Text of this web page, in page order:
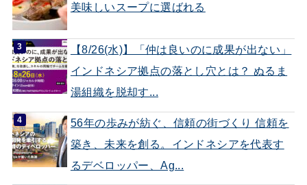
美味しいスープに選ばれる
【8/26(水)】「仲は良いのに成果が出ない」
インドネシア拠点の落とし穴とは？ ぬるま
湯組織を脱却す...
56年の歩みが紡ぐ、信頼の街づくり 信頼を
築き、未来を創る。インドネシアを代表す
るデベロッパー、Ag...